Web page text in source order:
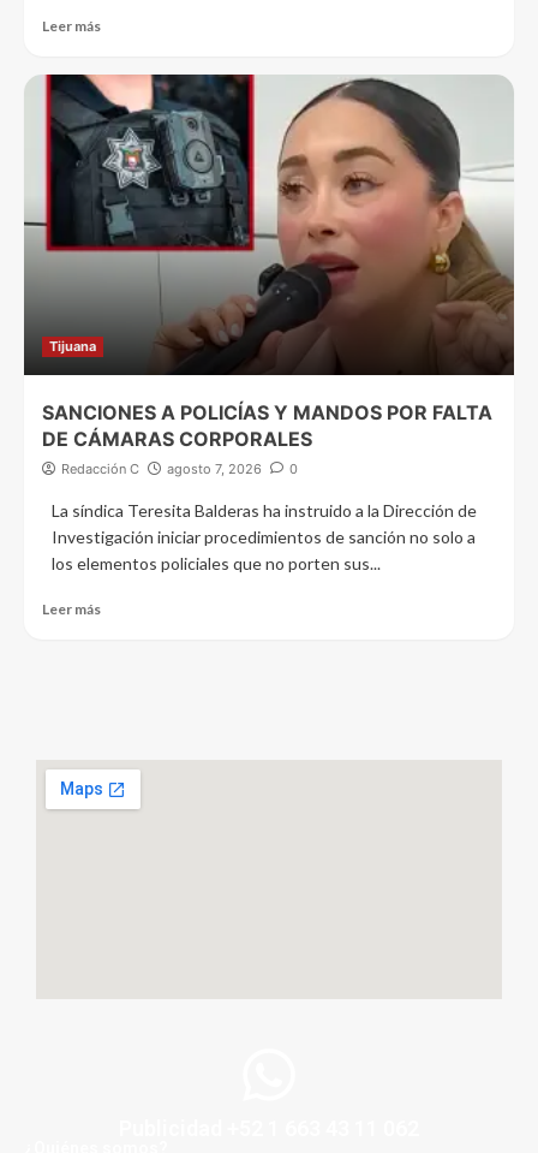
Leer más
Tijuana
SANCIONES A POLICÍAS Y MANDOS POR FALTA
DE CÁMARAS CORPORALES
Redacción C agosto 7, 2026 0
La síndica Teresita Balderas ha instruido a la Dirección de
Investigación iniciar procedimientos de sanción no solo a
los elementos policiales que no porten sus...
Leer más